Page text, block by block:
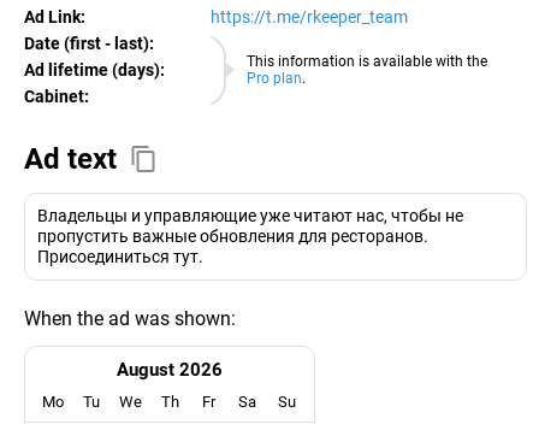
Ad Link: https://t.me/rkeeper_team
This information is available with the
Pro plan.
Date (first - last):
07.08.2026
Ad lifetime (days):
Cabinet:
EURO
Ad text
Владельцы и управляющие уже читают нас, чтобы не
пропустить важные обновления для ресторанов.
Присоединиться тут.
When the ad was shown:
August 2026
Mo Tu We Th Fr Sa Su